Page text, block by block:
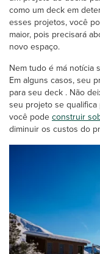
como um deck em
esses projetos, você
maior, pois precisará
novo espaço.
Nem tudo é má notícia
Em alguns casos, seu
para seu deck . Não
seu projeto se qualifica
você podeconstruir
diminuir os custos do